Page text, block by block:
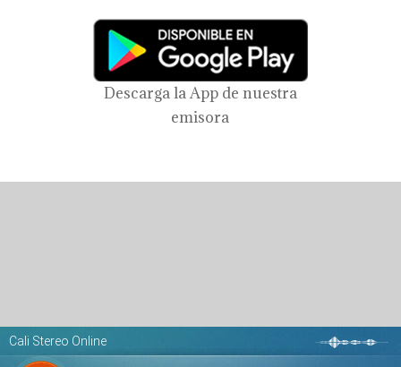
Descarga la App de nuestra
emisora